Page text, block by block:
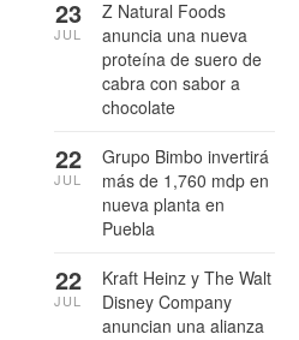
Z Natural Foods
anuncia una nueva
proteína de suero de
cabra con sabor a
chocolate
23
JUL
Grupo Bimbo invertirá
más de 1,760 mdp en
nueva planta en
Puebla
22
JUL
Kraft Heinz y The Walt
Disney Company
anuncian una alianza
22
JUL